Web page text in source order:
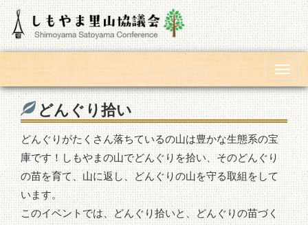
Toggle
どんぐり拾い
どんぐりがたくさん落ちているの山は豊かな生態系の宝
庫です！しもやまの山でどんぐりを拾い、そのどんぐり
の苗を育て、山に返し、どんぐりの山を守る取組をして
います。
このイベントでは、どんぐり拾いと、どんぐりの苗づく